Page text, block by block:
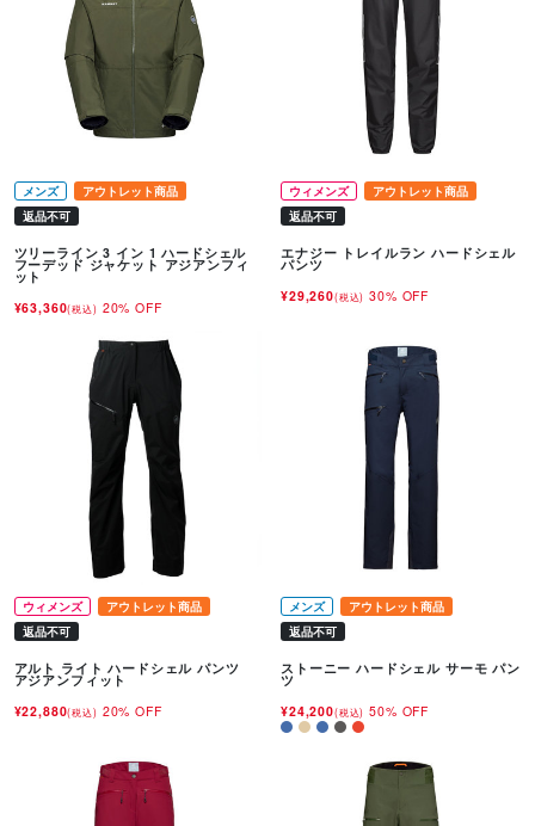
メンズ
アウトレット商品
返品不可
ツリーライン 3 イン 1 ハードシェル
フーデッド ジャケット アジアンフィ
ット
¥63,360(税込) 20% OFF
ウィメンズ
アウトレット商品
返品不可
エナジー トレイルラン ハードシェル
パンツ
¥29,260(税込) 30% OFF
ウィメンズ
アウトレット商品
返品不可
アルト ライト ハードシェル パンツ
アジアンフィット
¥22,880(税込) 20% OFF
メンズ
アウトレット商品
返品不可
ストーニー ハードシェル サーモ パン
ツ
¥24,200(税込) 50% OFF